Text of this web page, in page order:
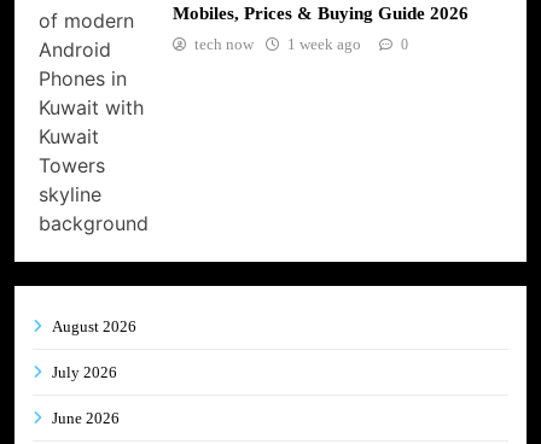
Mobiles, Prices & Buying Guide 2026
tech now 1 week ago 0
August 2026
July 2026
June 2026